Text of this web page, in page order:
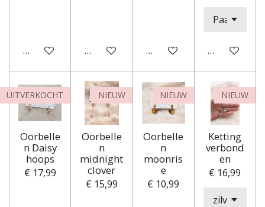
In winkelwagenIn winkelwagenIn winkelwagen
In
UITVERKOCHT
Oorbelle
n Daisy
hoops
€ 17,99
NIEUW
Oorbelle
n
midnight
clover
€ 15,99
NIEUW
Oorbelle
n
moonris
e
€ 10,99
NIEUW
Ketting
verbond
en
€ 16,99